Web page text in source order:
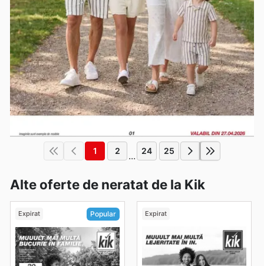
1 2 ... 24 25
Alte oferte de neratat de la Kik
Expirat Popular Expirat